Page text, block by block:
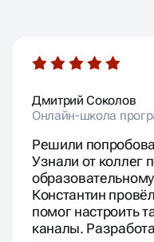
Дмитрий Соколов
Онлайн-школа
Решили
Узнали от коллег
Константин
помог настроить
каналы.